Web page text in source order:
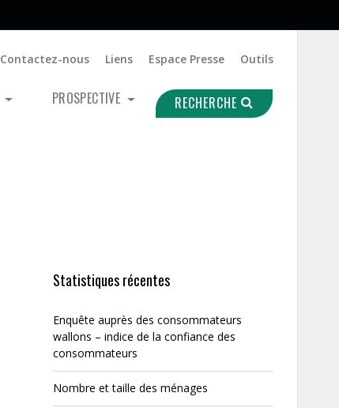
Contactez-nous Liens Espace Presse Outils
PROSPECTIVE RECHERCHE
Statistiques récentes
Enquête auprès des consommateurs
wallons – indice de la confiance des
consommateurs
Nombre et taille des ménages